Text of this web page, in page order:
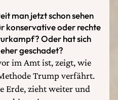
man jetzt schon sehen
konservative oder rechte
Oder hat sich
geschadet?
im Amt ist, zeigt, wie
Trump verfährt.
Erde, zieht weiter und